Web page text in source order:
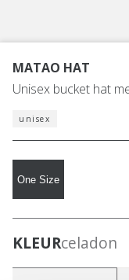
MATAO HAT
Unisex bucket hat
unisex
One Size
KLEURceladon